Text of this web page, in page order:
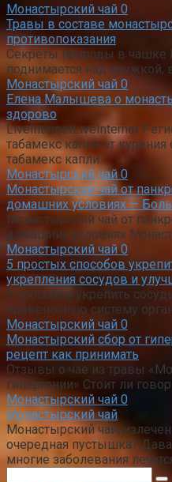
Монастырский чай 0
Травы в составе
противопоказания
Секреты природы в чашке
поднимается над кружкой,
Монастырский чай 0
Елена Малышева о
здорово
LiveInternetLiveInternet
табамекс капли от
табамекс капли
Монастырский чай 0
Монастырский чай от
домашних условиях —
Монастырский чай от
домашних условиях
Монастырский чай 0
5 простых способов
укрепления сосудов и
5 способов укрепить
кровеносную систему
Монастырский чай 0
Монастырский сбор от
рецепт как принимать
Отзывы о чае из травы
гипертонии» Стоит ли
Монастырский чай 0
Монастырский чай
Монастырский чай,
очередная пустышка?
многие заболевания